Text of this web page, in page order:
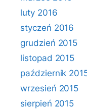
luty 2016
styczeń 2016
grudzień 2015
listopad 2015
październik
wrzesień 2015
sierpień 2015